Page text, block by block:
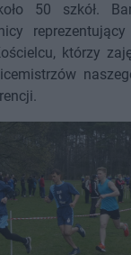
50 szkół.
którzy